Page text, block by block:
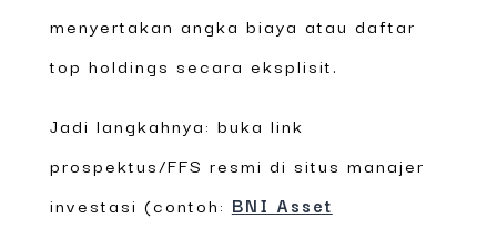
menyertakan angka biaya atau daftar
top holdings secara eksplisit.
Jadi langkahnya: buka link
prospektus/FFS resmi di situs manajer
investasi (contoh: BNI Asset